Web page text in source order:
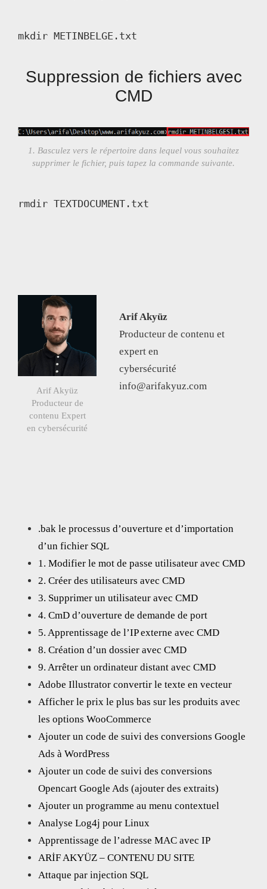
mkdir METINBELGE.txt
Suppression de fichiers avec
CMD
1. Basculez vers le répertoire dans lequel vous souhaitez
supprimer le fichier, puis tapez la commande suivante.
rmdir TEXTDOCUMENT.txt
Arif Akyüz
Producteur de
contenu Expert
en cybersécurité
Arif Akyüz
Producteur de contenu et
expert en
cybersécurité
info@arifakyuz.com
.bak le processus d’ouverture et d’importation
d’un fichier SQL
1. Modifier le mot de passe utilisateur avec CMD
2. Créer des utilisateurs avec CMD
3. Supprimer un utilisateur avec CMD
4. CmD d’ouverture de demande de port
5. Apprentissage de l’IP externe avec CMD
8. Création d’un dossier avec CMD
9. Arrêter un ordinateur distant avec CMD
Adobe Illustrator convertir le texte en vecteur
Afficher le prix le plus bas sur les produits avec
les options WooCommerce
Ajouter un code de suivi des conversions Google
Ads à WordPress
Ajouter un code de suivi des conversions
Opencart Google Ads (ajouter des extraits)
Ajouter un programme au menu contextuel
Analyse Log4j pour Linux
Apprentissage de l’adresse MAC avec IP
ARİF AKYÜZ – CONTENU DU SITE
Attaque par injection SQL